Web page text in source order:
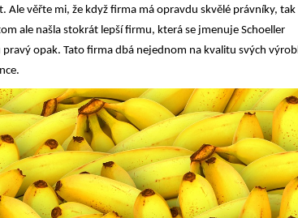
věřte mi, že když firma má opravdu skvělé právníky, tak
ale našla stokrát lepší firmu, která se jmenuje Schoeller
opak. Tato firma dbá nejednom na kvalitu svých